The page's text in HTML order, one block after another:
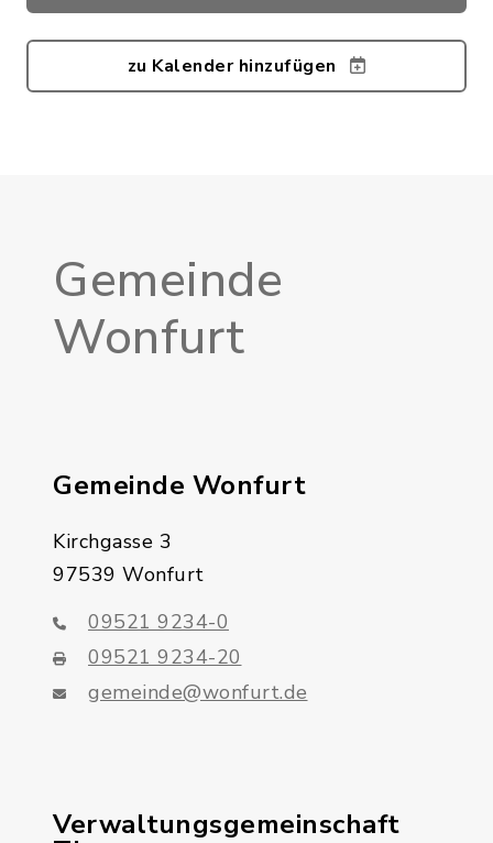
zu Kalender hinzufügen
Gemeinde
Wonfurt
Gemeinde Wonfurt
Kirchgasse 3
97539 Wonfurt
09521 9234-0
09521 9234-20
gemeinde@wonfurt.de
Verwaltungsgemeinschaft